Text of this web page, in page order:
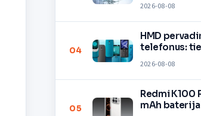
2026-08-08
04
HMD
telefonus:
2026-08-08
05
Redmi K100
mAh baterija